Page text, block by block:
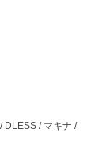
DLESS / マキナ /